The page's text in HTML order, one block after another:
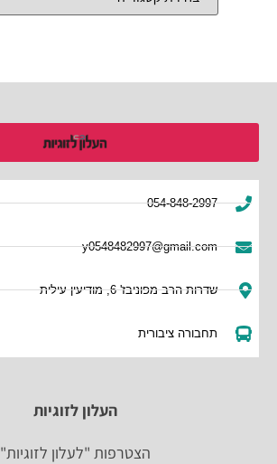
054-848-2997
y0548482997@gmail.com
שדרות הרב מפוניבז' 6, מודיעין עילית
תחבורה ציבורית
העלון לזוגיות
הצטרפות "לעלון לזוגיות"